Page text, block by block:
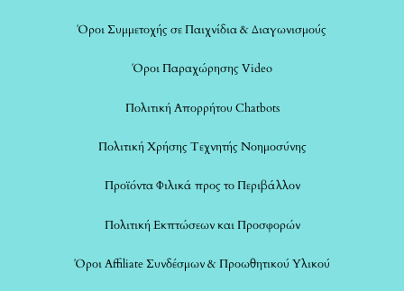
Όροι Συμμετοχής σε Παιχνίδια & Διαγωνισμούς
Όροι Παραχώρησης Video
Πολιτική Απορρήτου Chatbots
Πολιτική Χρήσης Τεχνητής Νοημοσύνης
Προϊόντα Φιλικά προς το Περιβάλλον
Πολιτική Εκπτώσεων και Προσφορών
Όροι Affiliate Συνδέσμων & Προωθητικού Υλικού